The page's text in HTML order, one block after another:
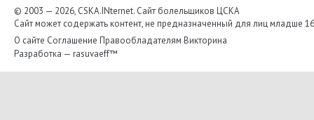
© 2003 — 2026, CSKA.INternet. Cайт болельщиков ЦСКА
Сайт может содержать контент, не предназначенный для лиц младше
О сайте Соглашение Правообладателям Викторина
Разработка — rasuvaeff™